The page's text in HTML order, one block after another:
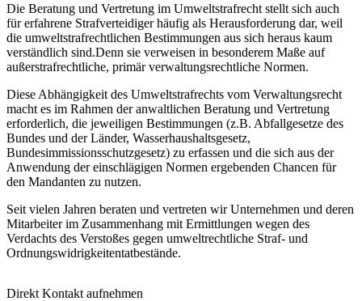
Die Beratung und Vertretung im Umweltstrafrecht stellt sich auch
für erfahrene Strafverteidiger häufig als Herausforderung dar, weil
die umweltstrafrechtlichen Bestimmungen aus sich heraus kaum
verständlich sind.Denn sie verweisen in besonderem Maße auf
außerstrafrechtliche, primär verwaltungsrechtliche Normen.
Diese Abhängigkeit des Umweltstrafrechts vom Verwaltungsrecht
macht es im Rahmen der anwaltlichen Beratung und Vertretung
erforderlich, die jeweiligen Bestimmungen (z.B. Abfallgesetze des
Bundes und der Länder, Wasserhaushaltsgesetz,
Bundesimmissionsschutzgesetz) zu erfassen und die sich aus der
Anwendung der einschlägigen Normen ergebenden Chancen für
den Mandanten zu nutzen.
Seit vielen Jahren beraten und vertreten wir Unternehmen und deren
Mitarbeiter im Zusammenhang mit Ermittlungen wegen des
Verdachts des Verstoßes gegen umweltrechtliche Straf- und
Ordnungswidrigkeitentatbestände.
Direkt Kontakt aufnehmen